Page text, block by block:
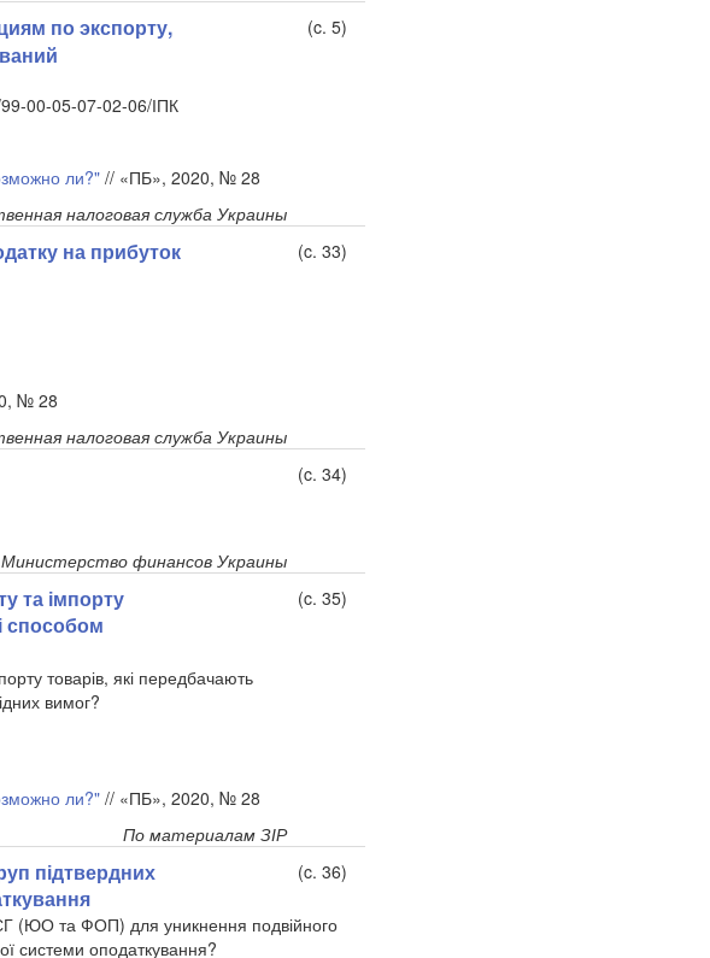
по экспорту,
(c. 5)
00-05-07-02-06/ІПК
ли?"// «ПБ», 2020, № 28
налоговая служба Украины
на прибуток
(c. 33)
№ 28
налоговая служба Украины
(c. 34)
Министерство финансов Украины
та імпорту
способом
(c. 35)
товарів, які передбачають
вимог?
ли?"// «ПБ», 2020, № 28
По материалам ЗІР
підтвердних
(c. 36)
(ЮО та ФОП) для уникнення подвійного
системи оподаткування?